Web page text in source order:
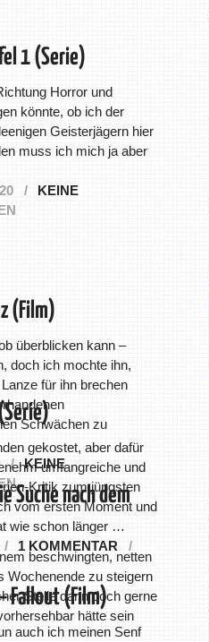
1 (Serie)
Horror und
könnte, ob ich der
Geisterjägern hier
muss ich mich ja aber
KEINE
(Film)
überblicken kann –
doch ich mochte ihn,
für ihn brechen
Schwächen zu
KEINE
gekostet, aber dafür
umfangreiche und
Kritik zum jüngsten
vom ersten Moment und
wie schon länger …
1 KOMMENTAR
Suche nach dem
beschwingten, netten
Wochenende zu steigern
Stelle dann doch gerne
hätte sein
Fallout (Film)
auch ich meinen Senf